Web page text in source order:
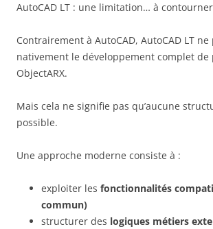
AutoCAD LT : une limitation… à
Contrairement à AutoCAD, AutoCAD LT
nativement le développement complet de
ObjectARX.
Mais cela ne signifie pas qu’aucune
possible.
Une approche moderne consiste à :
exploiter les fonctionnalités
commun)
structurer des logiques métiers